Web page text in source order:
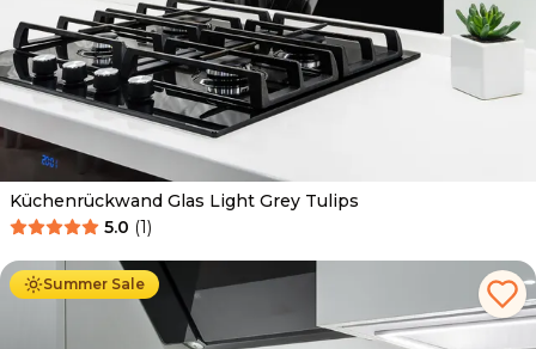
Küchenrückwand Glas Light Grey Tulips
5.0 (1)
Summer Sale
Ab 69.90 € 34.90